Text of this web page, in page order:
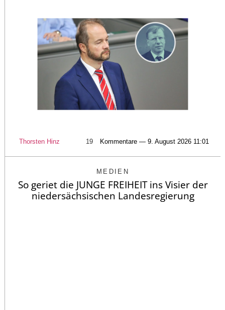
Thorsten Hinz 19 Kommentare — 9. August 2026 11:01
MEDIEN
So geriet die JUNGE FREIHEIT ins Visier der
niedersächsischen Landesregierung